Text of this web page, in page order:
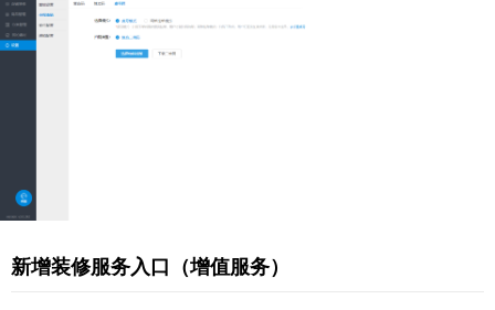
新增装修服务入口（增值服务）